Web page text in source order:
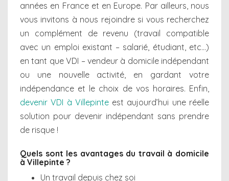
années en France et en Europe. Par ailleurs, nous
vous invitons à nous rejoindre si vous recherchez
un complément de revenu (travail compatible
avec un emploi existant – salarié, étudiant, etc…)
en tant que VDI – vendeur à domicile indépendant
ou une nouvelle activité, en gardant votre
indépendance et le choix de vos horaires. Enfin,
devenir VDI à Villepinteest aujourd’hui une réelle
solution pour devenir indépendant sans prendre
de risque !
Quels sont les avantages du travail à domicile
à Villepinte ?
Un travail depuis chez soi